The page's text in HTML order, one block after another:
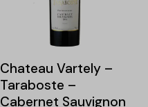
Chateau Vartely –
Taraboste –
Cabernet Sauvignon